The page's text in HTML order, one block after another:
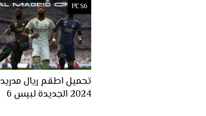
PES6
تحميل اطقم ريال مدريد
2024 الجديدة لبيس 6